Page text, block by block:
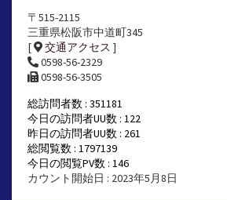
〒515-2115
三重県松阪市中道町345
[
交通アクセス ]
0598-56-2329
0598-56-3505
総訪問者数 : 351181
今日の訪問者UU数 : 122
昨日の訪問者UU数 : 261
総閲覧数 : 1797139
今日の閲覧PV数 : 146
カウント開始日 : 2023年5月8日